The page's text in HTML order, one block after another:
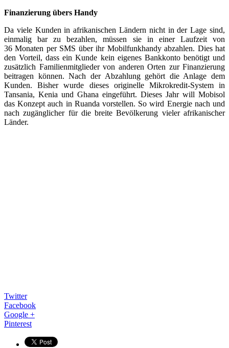
Finanzierung übers Handy
Da viele Kunden in afrikanischen Ländern nicht in der Lage sind,
einmalig bar zu bezahlen, müssen sie in einer Laufzeit von
36 Monaten per SMS über ihr Mobilfunkhandy abzahlen. Dies hat
den Vorteil, dass ein Kunde kein eigenes Bankkonto benötigt und
zusätzlich Familienmitglieder von anderen Orten zur Finanzierung
beitragen können. Nach der Abzahlung gehört die Anlage dem
Kunden. Bisher wurde dieses originelle Mikrokredit-System in
Tansania, Kenia und Ghana eingeführt. Dieses Jahr will Mobisol
das Konzept auch in Ruanda vorstellen. So wird Energie nach und
nach zugänglicher für die breite Bevölkerung vieler afrikanischer
Länder.
Twitter
Facebook
Google +
Pinterest